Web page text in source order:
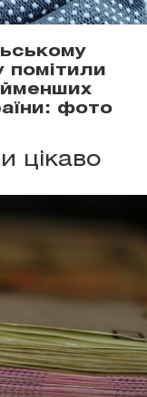
помітили
фото
цікаво